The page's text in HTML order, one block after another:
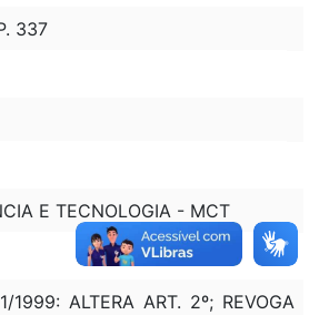
337
E TECNOLOGIA - MCT
1999: ALTERA ART. 2º; REVOGA